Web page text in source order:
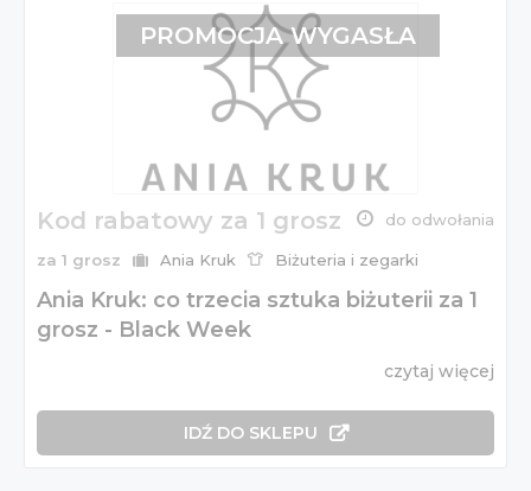
Kod rabatowy za 1 grosz do odwołania
za 1 grosz Ania Kruk Biżuteria i zegarki
Ania Kruk: co trzecia sztuka biżuterii za 1
grosz - Black Week
czytaj więcej
IDŹ DO SKLEPU
PROMOCJA WYGASŁA